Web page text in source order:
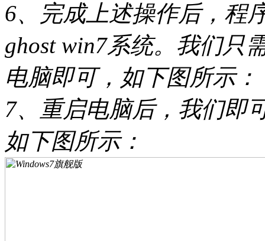
6、完成上述操作后，程
ghost win7系统。我们只
电脑即可，如下图所示：
7、重启电脑后，我们即
如下图所示：